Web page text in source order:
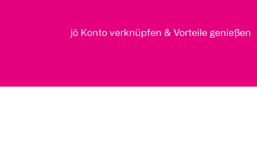
jö Konto verknüpfen & Vorteile genießen